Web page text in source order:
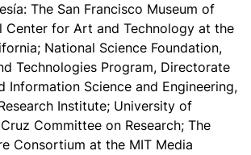
The San Francisco Museum of
Center for Art and Technology at the
National Science Foundation,
Technologies Program, Directorate
Information Science and Engineering,
Institute; University of
Committee on Research; The
Consortium at the MIT Media